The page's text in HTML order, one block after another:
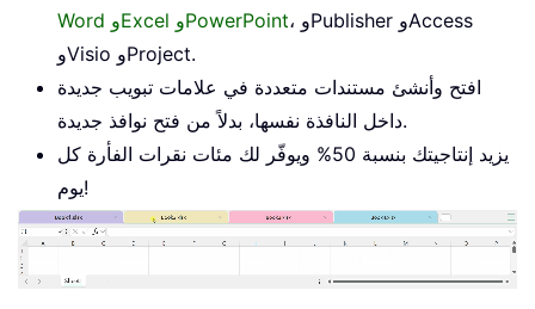
Word وExcel وPowerPoint، وPublisher وAccess
وVisio وProject.
افتح وأنشئ مستندات متعددة في علامات تبويب جديدة
داخل النافذة نفسها، بدلاً من فتح نوافذ جديدة.
يزيد إنتاجيتك بنسبة 50% ويوفّر لك مئات نقرات الفأرة كل
يوم!